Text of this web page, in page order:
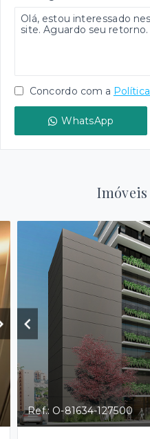
Concordo com a
WhatsApp
Ref.: O-81634-127500